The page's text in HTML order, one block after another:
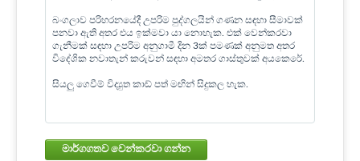
බංගලාව පරිහරනයේදී උපරිම පුද්ගලයින් ගණන සඳහා සීමාවක්
පනවා ඇති අතර එය ඉක්මවා යා නොහැක. එක් වෙන්කරවා
ගැනීමක් සඳහා උපරිම අනුගාමී දින 3ක් පමණක් අනුමත අතර
විදේශික නවාතැන් කරුවන් සඳහා අමතර ගාස්තුවක් අයකෙරේ.
සියලු ගෙවීම් විද්‍යුත කාඩ් පත් මඟින් සිදුකල හැක.
මාර්ගගතව වෙන්කරවා ගන්න